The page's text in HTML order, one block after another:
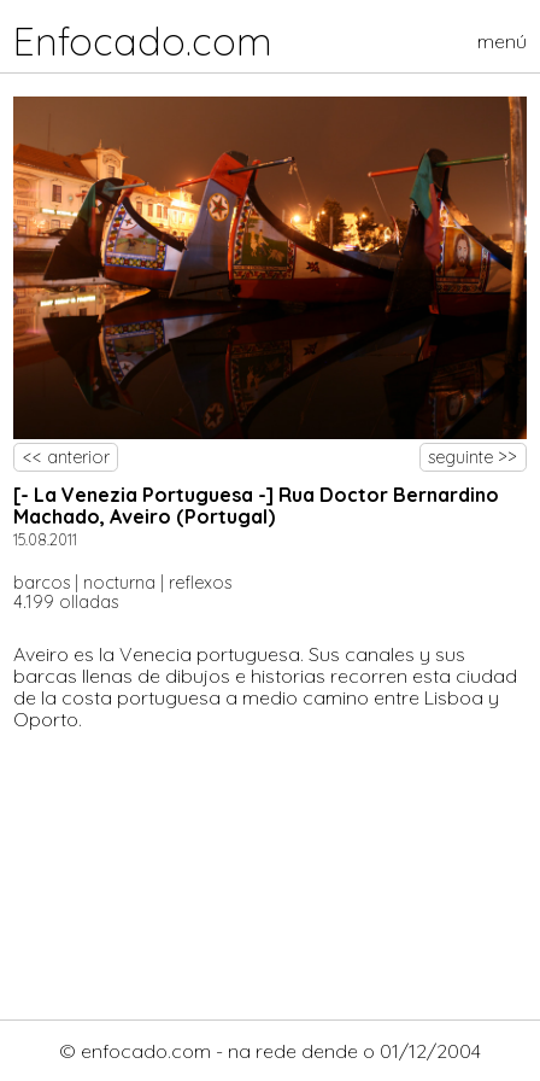
Enfocado.com menú
<< anterior seguinte >>
[- La Venezia Portuguesa -] Rua Doctor Bernardino
Machado, Aveiro (Portugal)
15.08.2011
barcos nocturna
reflexos
4.199 olladas
Aveiro es la Venecia portuguesa. Sus canales y sus
barcas llenas de dibujos e historias recorren esta ciudad
de la costa portuguesa a medio camino entre Lisboa y
Oporto.
© enfocado.com - na rede dende o 01/12/2004